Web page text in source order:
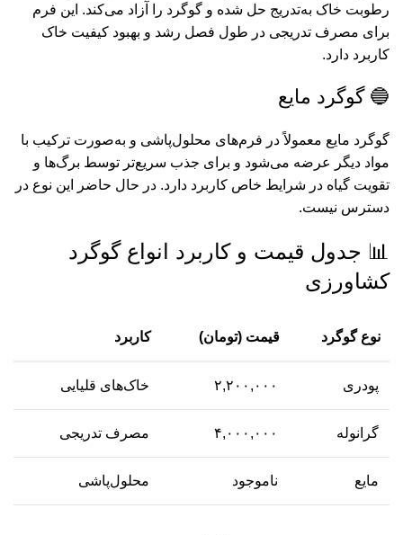
رطوبت خاک به‌تدریج حل شده و گوگرد را آزاد می‌کند. این فرم
برای مصرف تدریجی در طول فصل رشد و بهبود کیفیت خاک
کاربرد دارد.
🔵 گوگرد مایع
گوگرد مایع معمولاً در فرم‌های محلول‌پاشی و به‌صورت ترکیب با
مواد دیگر عرضه می‌شود و برای جذب سریع‌تر توسط برگ‌ها و
تقویت گیاه در شرایط خاص کاربرد دارد. در حال حاضر این نوع در
دسترس نیست.
📊 جدول قیمت و کاربرد انواع گوگرد
کشاورزی
نوع گوگرد قیمت (تومان) کاربرد
پودری ۲,۲۰۰,۰۰۰ خاک‌های قلیایی
گرانوله ۴,۰۰۰,۰۰۰ مصرف تدریجی
مایع ناموجود محلول‌پاشی